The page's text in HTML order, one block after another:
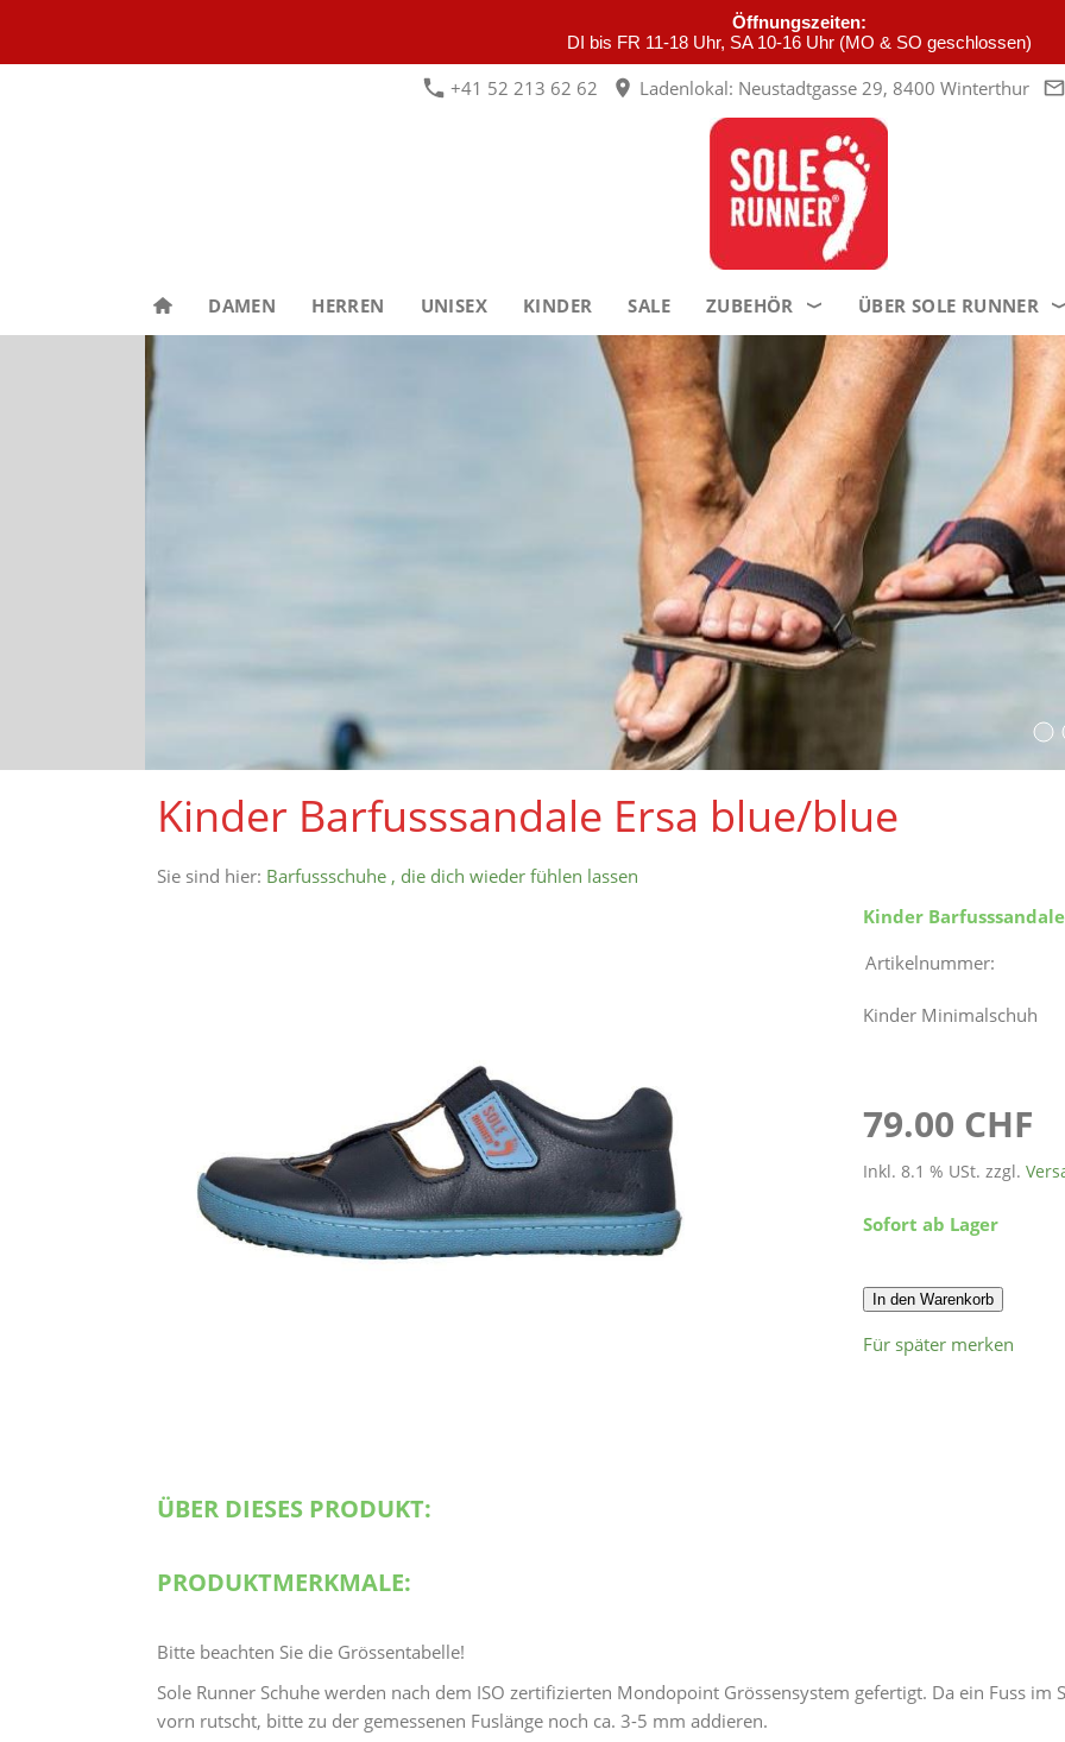
Öffnungszeiten:
DI bis FR 11-18 Uhr, SA 10-16 Uhr (MO & SO geschlossen)
+41 52 213 62 62 Ladenlokal: Neustadtgasse 29, 8400 Winterthur
DAMEN HERREN UNISEX KINDER SALE ZUBEHÖR ÜBER SOLE RUNNER
Kinder Barfusssandale Ersa blue/blue
Sie sind hier: Barfussschuhe , die dich wieder fühlen lassen
Kinder
Artikelnummer:
Kinder Minimalschuh
79.00 CHF
Inkl. 8.1 % USt. zzgl.
Sofort ab Lager
In den Warenkorb
Für später merken
ÜBER DIESES PRODUKT:
PRODUKTMERKMALE:
Bitte beachten Sie die Grössentabelle!
Sole Runner Schuhe werden nach dem ISO zertifizierten Mondopoint Grössensystem gefertigt. Da ein Fuss
vorn rutscht, bitte zu der gemessenen Fuslänge noch ca. 3-5 mm addieren.